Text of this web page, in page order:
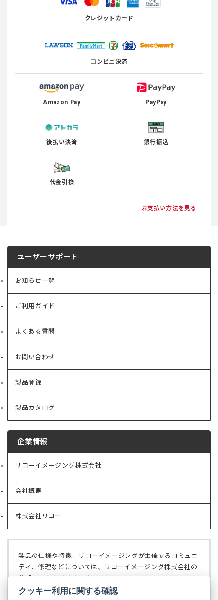
クレジットカード
コンビニ決済
Amazon Pay PayPay
後払い決済 銀行振込
代金引換
お支払い方法を見る
ユーザーサポート
お知らせ一覧
ご利用ガイド
よくある質問
お問い合わせ
製品登録
製品カタログ
企業情報
リコーイメージング株式会社
（新
タ
ブ
で
開
く）
会社概要
（新
タ
ブ
で
く）
株式会社リコー
（新
ブ
で
開
製品の仕様や特徴、リコーイメージングが主催するコミュニ
ティ、修理などについては、リコーイメージング株式会社の
公式サイトをご覧ください。
リコーイメージング株式会社の公式サイト
（新
クッキー利用に関する確認